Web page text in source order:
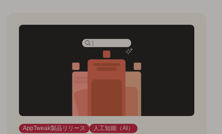
AppTweak製品リリース 人工知能（AI）